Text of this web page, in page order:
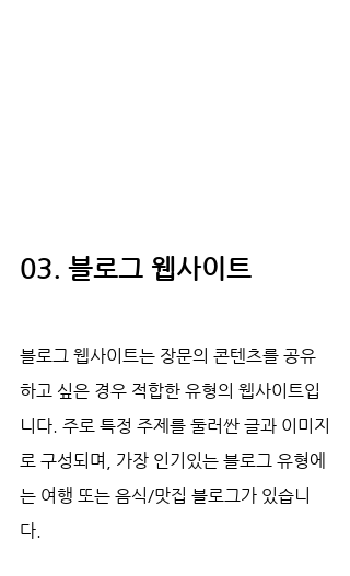
03. 블로그 웹사이트
블로그 웹사이트는 장문의 콘텐츠를 공유
하고 싶은 경우 적합한 유형의 웹사이트입
니다. 주로 특정 주제를 둘러싼 글과 이미지
로 구성되며, 가장 인기있는 블로그 유형에
는 여행 또는 음식/맛집 블로그가 있습니
다.